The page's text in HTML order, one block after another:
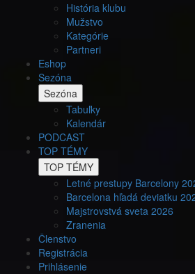
História klubu
Mužstvo
Kategórie
Partneri
Eshop
Sezóna
Sezóna
Tabuľky
Kalendár
PODCAST
TOP TÉMY
TOP TÉMY
Letné prestupy Barcelony
Barcelona hľadá deviatku
Majstrovstvá sveta 2026
Zranenia
Členstvo
Registrácia
Prihlásenie